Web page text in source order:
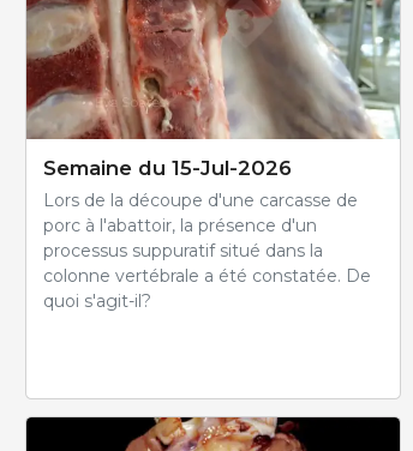
Semaine du 15-Jul-2026
Lors de la découpe d'une carcasse de
porc à l'abattoir, la présence d'un
processus suppuratif situé dans la
colonne vertébrale a été constatée. De
quoi s'agit-il?